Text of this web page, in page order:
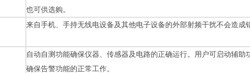
也可供选购。
来自手机、手持无线电设备及其他电子设备的外部射频干扰不会造成
自动自测功能确保仪器、传感器及电路的正确运行。用户可启动辅助
确保告警功能的正常工作。